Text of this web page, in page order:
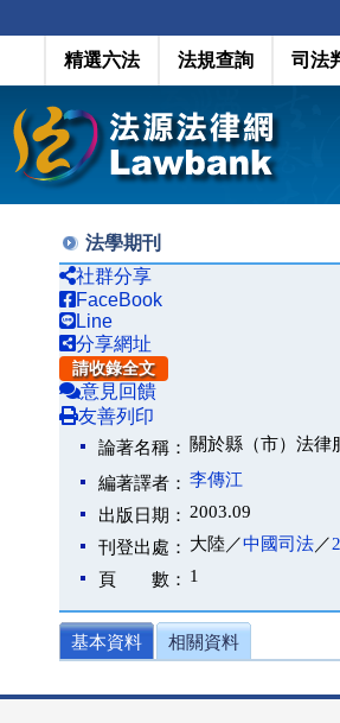
精選六法 法規查詢 司法
法學期刊
社群分享
FaceBook
Line
分享網址
請收錄全文
意見回饋
友善列印
論著名稱： 關於縣（市）法律
編著譯者： 李傳江
出版日期： 2003.09
刊登出處： 大陸／中國司法／
頁 數： 1
基本資料 相關資料